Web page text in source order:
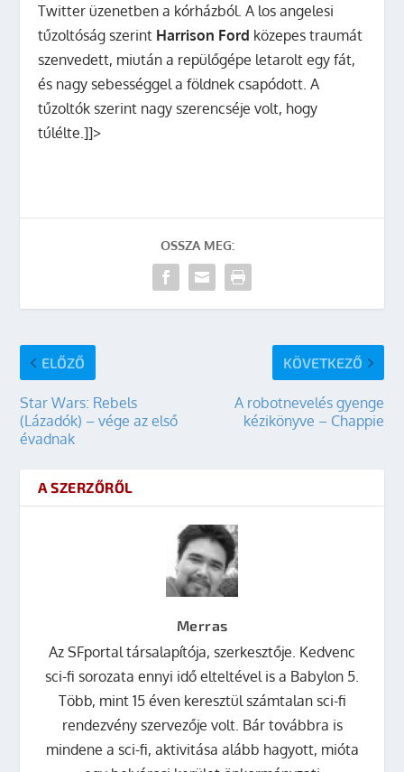
Twitter üzenetben a kórházból. A los angelesi
tűzoltóság szerint Harrison Ford közepes traumát
szenvedett, miután a repülőgépe letarolt egy fát,
és nagy sebességgel a földnek csapódott. A
tűzoltók szerint nagy szerencséje volt, hogy
túlélte.]]>
OSSZA MEG:
ELŐZŐ
Star Wars: Rebels
(Lázadók) – vége az első
évadnak
KÖVETKEZŐ
A robotnevelés gyenge
kézikönyve – Chappie
A SZERZŐRŐL
Merras
Az SFportal társalapítója, szerkesztője. Kedvenc
sci-fi sorozata ennyi idő elteltével is a Babylon 5.
Több, mint 15 éven keresztül számtalan sci-fi
rendezvény szervezője volt. Bár továbbra is
mindene a sci-fi, aktivitása alább hagyott, mióta